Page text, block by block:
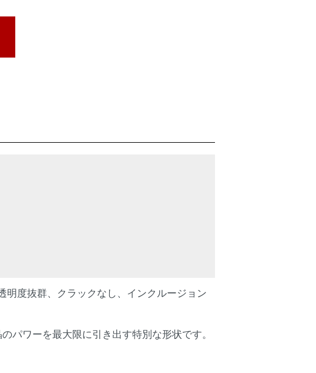
度抜群、クラックなし、インクルージョン
パワーを最大限に引き出す特別な形状です。